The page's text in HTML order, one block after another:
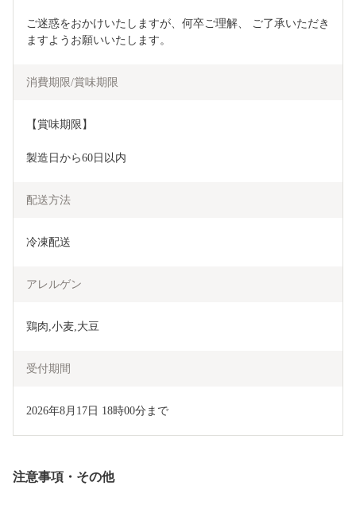
ご迷惑をおかけいたしますが、何卒ご理解、 ご了承いただき
ますようお願いいたします。
消費期限/賞味期限
【賞味期限】
製造日から60日以内
配送方法
冷凍配送
アレルゲン
鶏肉,小麦,大豆
受付期間
2026年8月17日 18時00分まで
注意事項・その他